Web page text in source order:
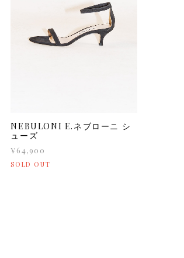
NEBULONI E.ネブローニ シ
ューズ
¥64,900
SOLD OUT